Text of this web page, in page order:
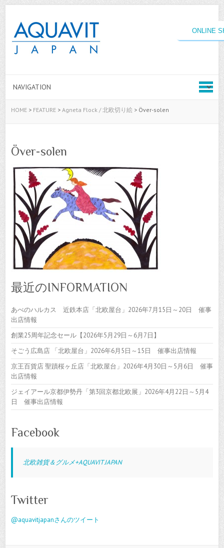
ONLINE
HOME> FEATURE> Agneta Flock / 北欧切り絵> Över-solen
Över-solen
最近のINFORMATION
あべのハルカス 近鉄本店「北欧屋台」2026年7月15日～20日 催事
出店情報
創業25周年記念セール【2026年5月29日～6月7日】
そごう広島店 「北欧屋台」2026年6月5日～15日 催事出店情報
京王百貨店 聖蹟桜ヶ丘店「北欧屋台」2026年4月30日～5月6日 催事
出店情報
ジェイアール京都伊勢丹「第3回京都北欧展」2026年4月22日～5月4
日 催事出店情報
Facebook
北欧雑貨＆グルメ+AQUAVIT JAPAN
Twitter
@aquavitjapanさんのツイート